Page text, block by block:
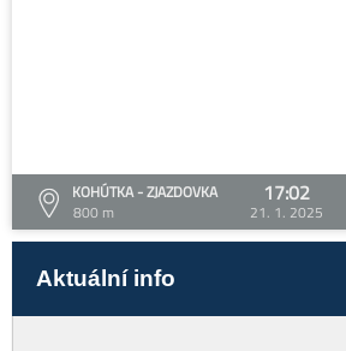
KOHÚTKA - ZJAZDOVKA
800 m
17:02
21. 1. 2025
Aktuální info